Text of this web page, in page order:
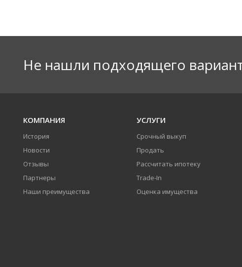
Не нашли подходящего
КОМПАНИЯ
История
Новости
Отзывы
Партнеры
Наши преимущества
УСЛУГИ
Срочный выкуп
Продать
Рассчитать ипотеку
Trade-In
Оценка имущества